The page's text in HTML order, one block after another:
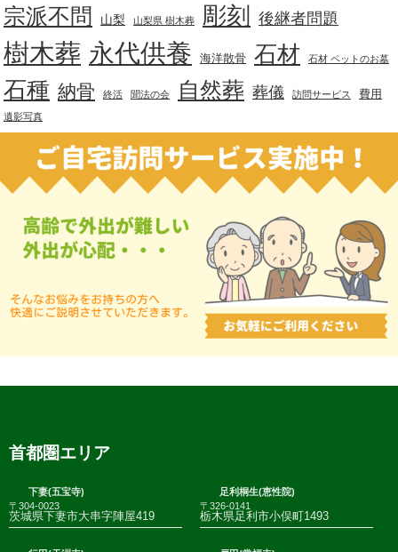
宗派不問 山梨 山梨県 樹木葬 彫刻 後継者問題
樹木葬 永代供養 海洋散骨 石材 石材 ペットのお墓
石種 納骨 終活 聞法の会 自然葬 葬儀 訪問サービス 費用
遺影写真
首都圏エリア
下妻(五宝寺)
〒304-0023
茨城県下妻市大串字陣屋419
足利桐生(恵性院)
〒326-0141
栃木県足利市小俣町1493